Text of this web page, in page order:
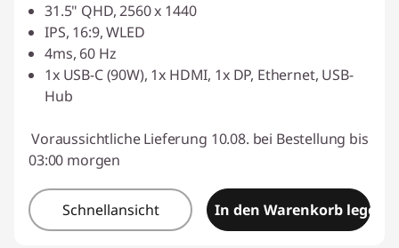
31.5" QHD, 2560 x 1440
IPS, 16:9, WLED
4ms, 60 Hz
1x USB-C (90W), 1x HDMI, 1x DP, Ethernet, USB-
Hub
Voraussichtliche Lieferung 10.08. bei Bestellung bis
03:00 morgen
Schnellansicht In den Warenkorb legen